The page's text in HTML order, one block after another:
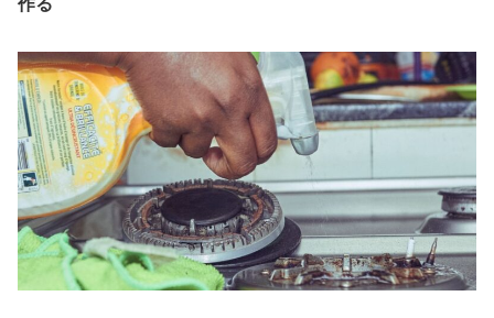
作る